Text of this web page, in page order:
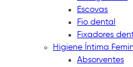
Escovas
Fio dental
Fixadores
Higiene Íntima
Absorventes